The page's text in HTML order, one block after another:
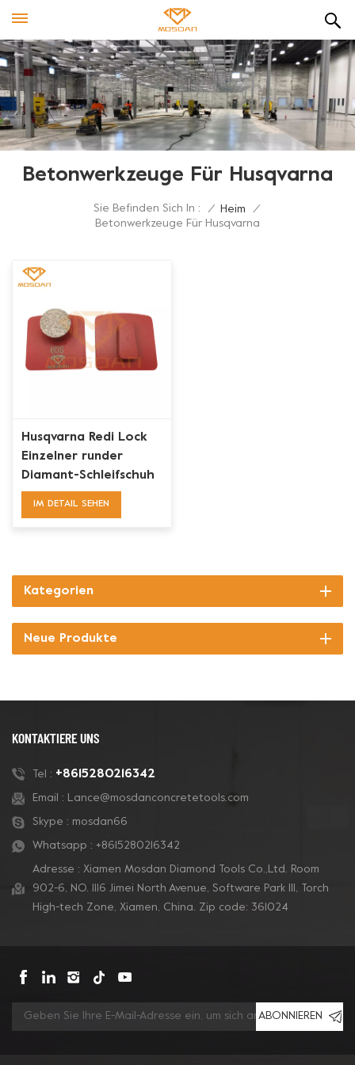
Betonwerkzeuge Für Husqvarna
Sie Befinden Sich In : / Heim
/
Betonwerkzeuge Für Husqvarna
Husqvarna Redi Lock
Einzelner runder
Diamant-Schleifschuh
für Betonboden
IM DETAIL SEHEN
Kategorien
Neue Produkte
KONTAKTIERE UNS
Tel : +8615280216342
Email : Lance@mosdanconcretetools.com
Skype : mosdan66
Whatsapp : +8615280216342
Adresse : Xiamen Mosdan Diamond Tools Co.,Ltd. Room
902-6, NO. 1116 Jimei North Avenue, Software Park Ill, Torch
High-tech Zone, Xiamen, China. Zip code: 361024
ABONNIEREN